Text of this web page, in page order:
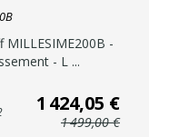
MILLESIME200B -
- L ...
1 424,05 €
1 499,00 €